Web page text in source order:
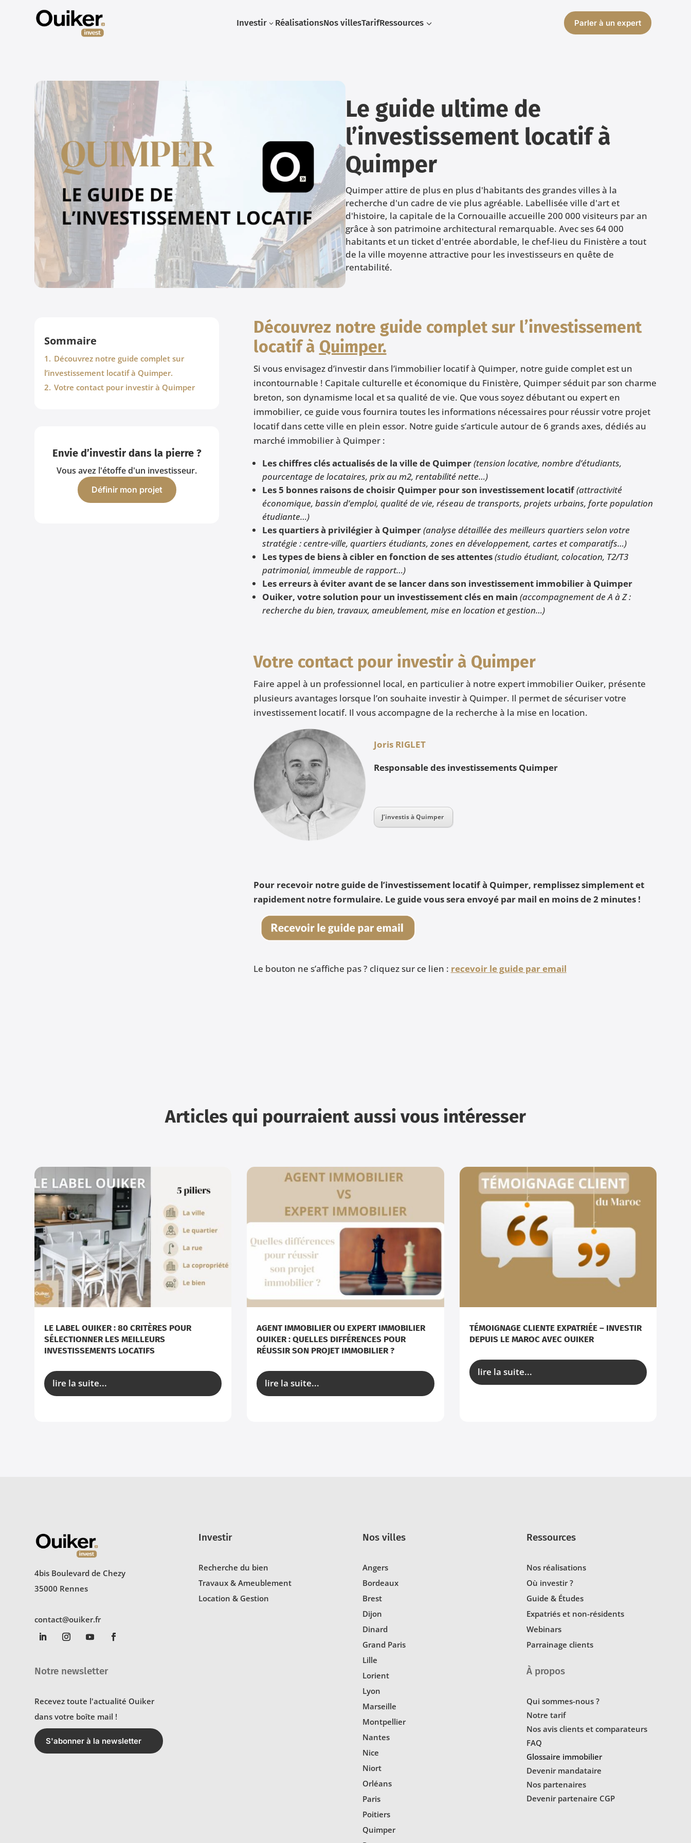
3
Investir RéalisationsNos villesTarif 3
Ressources Parler à un expert
Le guide ultime de
l’investissement locatif à
Quimper
Quimper attire de plus en plus d'habitants des grandes villes à la
recherche d'un cadre de vie plus agréable. Labellisée ville d'art et
d'histoire, la capitale de la Cornouaille accueille 200 000 visiteurs par an
grâce à son patrimoine architectural remarquable. Avec ses 64 000
habitants et un ticket d'entrée abordable, le chef-lieu du Finistère a tout
de la ville moyenne attractive pour les investisseurs en quête de
rentabilité.
Sommaire
1. Découvrez notre guide complet sur
l’investissement locatif à Quimper.
2. Votre contact pour investir à Quimper
Envie d’investir dans la pierre ?
Vous avez l'étoffe d'un investisseur.
Définir mon projet
Découvrez notre guide complet sur l’investissement
locatif à Quimper.
Si vous envisagez d’investir dans l’immobilier locatif à Quimper, notre guide complet est un
incontournable ! Capitale culturelle et économique du Finistère, Quimper séduit par son charme
breton, son dynamisme local et sa qualité de vie. Que vous soyez débutant ou expert en
immobilier, ce guide vous fournira toutes les informations nécessaires pour réussir votre projet
locatif dans cette ville en plein essor. Notre guide s’articule autour de 6 grands axes, dédiés au
marché immobilier à Quimper :
Les chiffres clés actualisés de la ville de Quimper(tension locative, nombre d’étudiants,
pourcentage de locataires, prix au m2, rentabilité nette…)
Les 5 bonnes raisons de choisir Quimper pour son investissement locatif(attractivité
économique, bassin d’emploi, qualité de vie, réseau de transports, projets urbains, forte population
étudiante…)
Les quartiers à privilégier à Quimper(analyse détaillée des meilleurs quartiers selon votre
stratégie : centre-ville, quartiers étudiants, zones en développement, cartes et comparatifs…)
Les types de biens à cibler en fonction de ses attentes(studio étudiant, colocation, T2/T3
patrimonial, immeuble de rapport…)
Les erreurs à éviter avant de se lancer dans son investissement immobilier à Quimper
Ouiker, votre solution pour un investissement clés en main (accompagnement de A à Z :
recherche du bien, travaux, ameublement, mise en location et gestion…)
Votre contact pour investir à Quimper
Faire appel à un professionnel local, en particulier à notre expert immobilier Ouiker, présente
plusieurs avantages lorsque l’on souhaite investir à Quimper. Il permet de sécuriser votre
investissement locatif. Il vous accompagne de la recherche à la mise en location.
Joris RIGLET
Responsable des investissements Quimper
J’investis à Quimper
Pour recevoir notre guide de l’investissement locatif à Quimper, remplissez simplement et
rapidement notre formulaire. Le guide vous sera envoyé par mail en moins de 2 minutes !
Le bouton ne s’affiche pas ? cliquez sur ce lien : recevoir le guide par email
Articles qui pourraient aussi vous intéresser
LE LABEL OUIKER : 80 CRITÈRES POUR
SÉLECTIONNER LES MEILLEURS
INVESTISSEMENTS LOCATIFS
lire la suite...
AGENT IMMOBILIER OU EXPERT IMMOBILIER
OUIKER : QUELLES DIFFÉRENCES POUR
RÉUSSIR SON PROJET IMMOBILIER ?
lire la suite...
TÉMOIGNAGE CLIENTE EXPATRIÉE – INVESTIR
DEPUIS LE MAROC AVEC OUIKER
lire la suite...
4bis Boulevard de Chezy
35000 Rennes
contact@ouiker.fr
Notre newsletter
Recevez toute l'actualité Ouiker
dans votre boîte mail !
S'abonner à la newsletter
Investir
Recherche du bien
Travaux & Ameublement
Location & Gestion
Nos villes
Angers
Bordeaux
Brest
Dijon
Dinard
Grand Paris
Lille
Lorient
Lyon
Marseille
Montpellier
Nantes
Nice
Niort
Orléans
Paris
Poitiers
Quimper
Ressources
Nos réalisations
Où investir ?
Guide & Études
Expatriés et non-résidents
Webinars
Parrainage clients
À propos
Qui sommes-nous ?
Notre tarif
Nos avis clients et comparateurs
FAQ
Glossaire immobilier
Devenir mandataire
Nos partenaires
Devenir partenaire CGP